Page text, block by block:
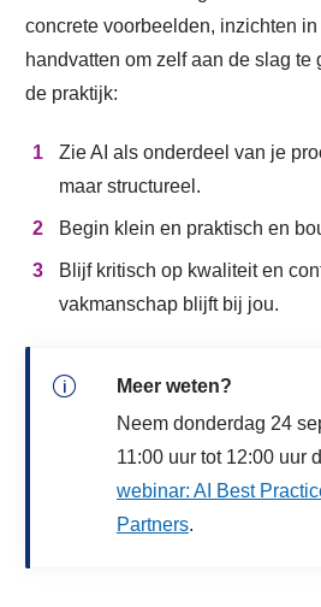
concrete voorbeelden, inzichten
handvatten om zelf aan de slag te
de praktijk:
Zie AI als onderdeel van je
maar structureel.
Begin klein en praktisch en
Blijf kritisch op kwaliteit en
vakmanschap blijft bij jou.
Meer weten?
Neem donderdag 24
11:00 uur tot 12:00 uur
webinar: AI Best
Partners.